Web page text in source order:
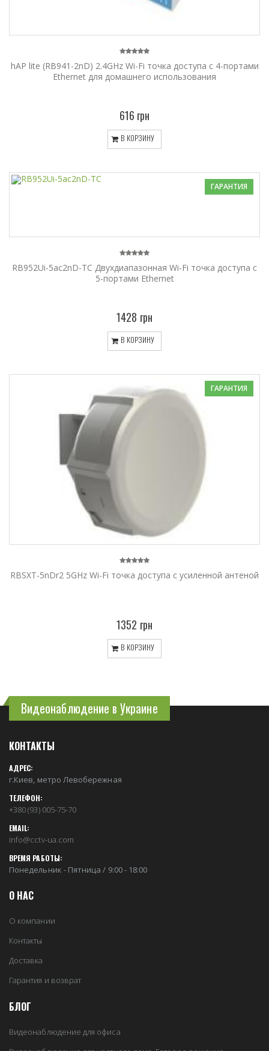
hAP lite (RB941-2nD) 2.4GHz Wi-Fi точка доступа с 4-портами
Ethernet для домашнего использования
616 грн
В КОРЗИНУ
ГАРАНТИЯ
RB952Ui-5ac2nD-TC Двухдиапазонная Wi-Fi точка доступа с
5-портами Ethernet
1428 грн
В КОРЗИНУ
ГАРАНТИЯ
RBSXT-5nDr2 5GHz Wi-Fi точка доступа с усиленной антеной
1352 грн
В КОРЗИНУ
Видеонаблюдение в Украине
КОНТАКТЫ
АДРЕС:
г.Киев, метро Левобережная
ТЕЛЕФОН:
+380 (93) 005-75-70
EMAIL:
info@cctv-ua.com
ВРЕМЯ РАБОТЫ:
Понедельник - Пятница / 9:00 - 18:00
О НАС
О компании
Контакты
Доставка
Гарантия и возврат
БЛОГ
Видеонаблюдение для офиса